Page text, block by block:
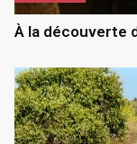
À la découverte